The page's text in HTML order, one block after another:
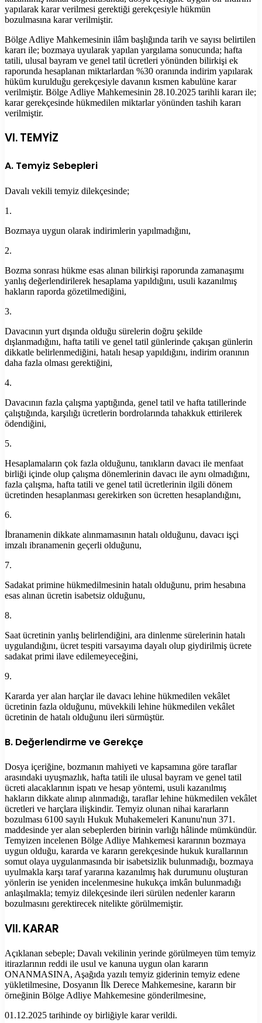
yapılarak karar verilmesi gerektiği gerekçesiyle hükmün
bozulmasına karar verilmiştir.
Bölge Adliye Mahkemesinin ilâm başlığında tarih ve sayısı belirtilen
kararı ile; bozmaya uyularak yapılan yargılama sonucunda; hafta
tatili, ulusal bayram ve genel tatil ücretleri yönünden bilirkişi ek
raporunda hesaplanan miktarlardan %30 oranında indirim yapılarak
hüküm kurulduğu gerekçesiyle davanın kısmen kabulüne karar
verilmiştir. Bölge Adliye Mahkemesinin 28.10.2025 tarihli kararı ile;
karar gerekçesinde hükmedilen miktarlar yönünden tashih kararı
verilmiştir.
VI. TEMYİZ
A. Temyiz Sebepleri
Davalı vekili temyiz dilekçesinde;
1.
Bozmaya uygun olarak indirimlerin yapılmadığını,
2.
Bozma sonrası hükme esas alınan bilirkişi raporunda zamanaşımı
yanlış değerlendirilerek hesaplama yapıldığını, usuli kazanılmış
hakların raporda gözetilmediğini,
3.
Davacının yurt dışında olduğu sürelerin doğru şekilde
dışlanmadığını, hafta tatili ve genel tatil günlerinde çakışan günlerin
dikkatle belirlenmediğini, hatalı hesap yapıldığını, indirim oranının
daha fazla olması gerektiğini,
4.
Davacının fazla çalışma yaptığında, genel tatil ve hafta tatillerinde
çalıştığında, karşılığı ücretlerin bordrolarında tahakkuk ettirilerek
ödendiğini,
5.
Hesaplamaların çok fazla olduğunu, tanıkların davacı ile menfaat
birliği içinde olup çalışma dönemlerinin davacı ile aynı olmadığını,
fazla çalışma, hafta tatili ve genel tatil ücretlerinin ilgili dönem
ücretinden hesaplanması gerekirken son ücretten hesaplandığını,
6.
İbranamenin dikkate alınmamasının hatalı olduğunu, davacı işçi
imzalı ibranamenin geçerli olduğunu,
7.
Sadakat primine hükmedilmesinin hatalı olduğunu, prim hesabına
esas alınan ücretin isabetsiz olduğunu,
8.
Saat ücretinin yanlış belirlendiğini, ara dinlenme sürelerinin hatalı
uygulandığını, ücret tespiti varsayıma dayalı olup giydirilmiş ücrete
sadakat primi ilave edilemeyeceğini,
9.
Kararda yer alan harçlar ile davacı lehine hükmedilen vekâlet
ücretinin fazla olduğunu, müvekkili lehine hükmedilen vekâlet
ücretinin de hatalı olduğunu ileri sürmüştür.
B. Değerlendirme ve Gerekçe
Dosya içeriğine, bozmanın mahiyeti ve kapsamına göre taraflar
arasındaki uyuşmazlık, hafta tatili ile ulusal bayram ve genel tatil
ücreti alacaklarının ispatı ve hesap yöntemi, usuli kazanılmış
hakların dikkate alınıp alınmadığı, taraflar lehine hükmedilen vekâlet
ücretleri ve harçlara ilişkindir. Temyiz olunan nihai kararların
bozulması 6100 sayılı Hukuk Muhakemeleri Kanunu'nun 371.
maddesinde yer alan sebeplerden birinin varlığı hâlinde mümkündür.
Temyizen incelenen Bölge Adliye Mahkemesi kararının bozmaya
uygun olduğu, kararda ve kararın gerekçesinde hukuk kurallarının
somut olaya uygulanmasında bir isabetsizlik bulunmadığı, bozmaya
uyulmakla karşı taraf yararına kazanılmış hak durumunu oluşturan
yönlerin ise yeniden incelenmesine hukukça imkân bulunmadığı
anlaşılmakla; temyiz dilekçesinde ileri sürülen nedenler kararın
bozulmasını gerektirecek nitelikte görülmemiştir.
VII. KARAR
Açıklanan sebeple; Davalı vekilinin yerinde görülmeyen tüm temyiz
itirazlarının reddi ile usul ve kanuna uygun olan kararın
ONANMASINA, Aşağıda yazılı temyiz giderinin temyiz edene
yükletilmesine, Dosyanın İlk Derece Mahkemesine, kararın bir
örneğinin Bölge Adliye Mahkemesine gönderilmesine,
01.12.2025 tarihinde oy birliğiyle karar verildi.